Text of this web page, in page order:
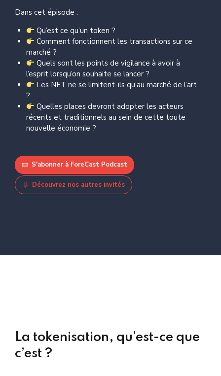
Dans cet épisode :
Qu’est ce qu’un token ?
Comment fonctionnent les transactions sur ce
marché ?
Quels sont les points de vigilance à avoir à
l’esprit lorsqu’on souhaite se lancer ?
Les NFT ne se limitent-ils qu’au marché de l’art
?
Quelles places devront adopter les acteurs
récents et traditionnels au sein de cette toute
nouvelle économie ?
S'abonner à ForeCast Podcast
Découvrez nos autres invités
La tokenisation, qu’est-ce que
c’est ?